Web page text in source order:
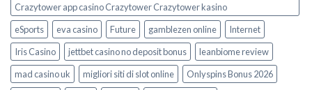
Crazytower app casino Crazytower Crazytower kasino
eSports
eva casino Future gamblezen online
Internet
Iris Casino
jettbet casino no deposit bonus
leanbiome review
mad casino uk
migliori siti di slot online
Onlyspins Bonus 2026